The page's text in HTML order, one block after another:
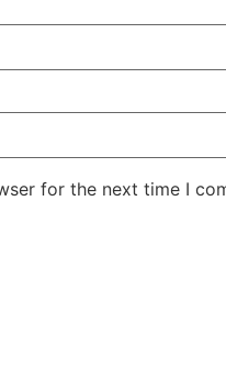
for the next time I